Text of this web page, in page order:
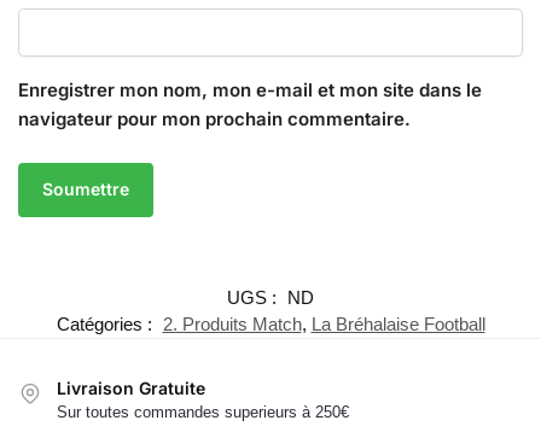
Enregistrer mon nom, mon e-mail et mon site dans le
navigateur pour mon prochain commentaire.
UGS :
ND
Catégories :
2. Produits Match, La Bréhalaise Football
Livraison Gratuite
Sur toutes commandes superieurs à 250€